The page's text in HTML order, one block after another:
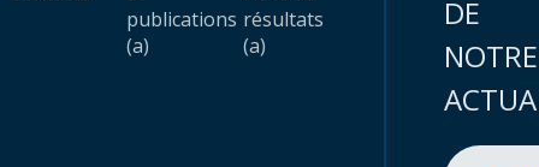
publications
(a)
résultats
(a)
DE
NOTRE